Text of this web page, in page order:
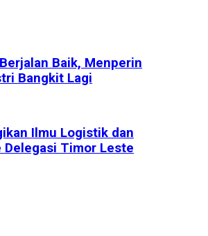
Baik, Menperin
Bangkit Lagi
Ilmu Logistik dan
Delegasi Timor Leste